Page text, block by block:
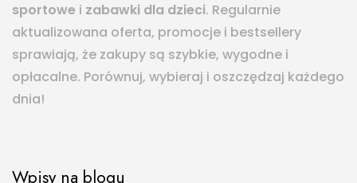
sportowe i zabawki dla dzieci. Regularnie
aktualizowana oferta, promocje i bestsellery
sprawiają, że zakupy są szybkie, wygodne i
opłacalne. Porównuj, wybieraj i oszczędzaj każdego
dnia!
Wpisy na blogu